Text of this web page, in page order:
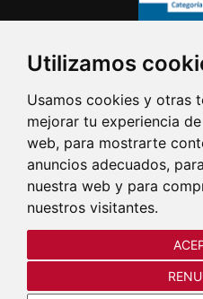
Utilizamos
Usamos cookies y otras
mejorar tu experiencia
web, para mostrarte
anuncios adecuados,
nuestra web y para
nuestros visitantes.